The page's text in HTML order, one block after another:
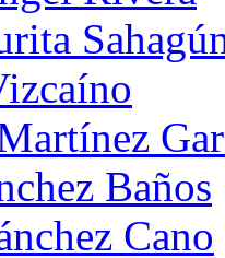
Baños
Cano